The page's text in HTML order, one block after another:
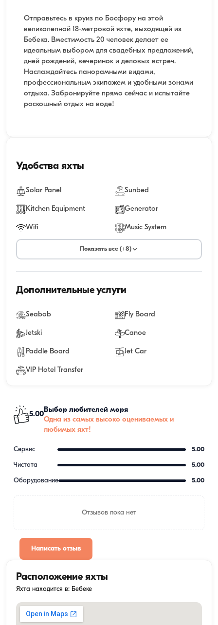
Отправьтесь в круиз по Босфору на этой
великолепной 18-метровой яхте, выходящей из
Бебека. Вместимость 20 человек делает ее
идеальным выбором для свадебных предложений,
дней рождений, вечеринок и деловых встреч.
Наслаждайтесь панорамными видами,
профессиональным экипажем и удобными зонами
отдыха. Забронируйте прямо сейчас и испытайте
роскошный отдых на воде!
Удобства яхты
Solar Panel Sunbed
Kitchen Equipment Generator
Wifi Music System
Показать все (+8)
Дополнительные услуги
Seabob Fly Board
Jetski Canoe
Paddle Board Jet Car
VIP Hotel Transfer
5.00
Выбор любителей моря
Одна из самых высоко оцениваемых и
любимых яхт!
Сервис 5.00
Чистота 5.00
Оборудование 5.00
Отзывов пока нет
Написать отзыв
Расположение яхты
Яхта находится в: Бебеке